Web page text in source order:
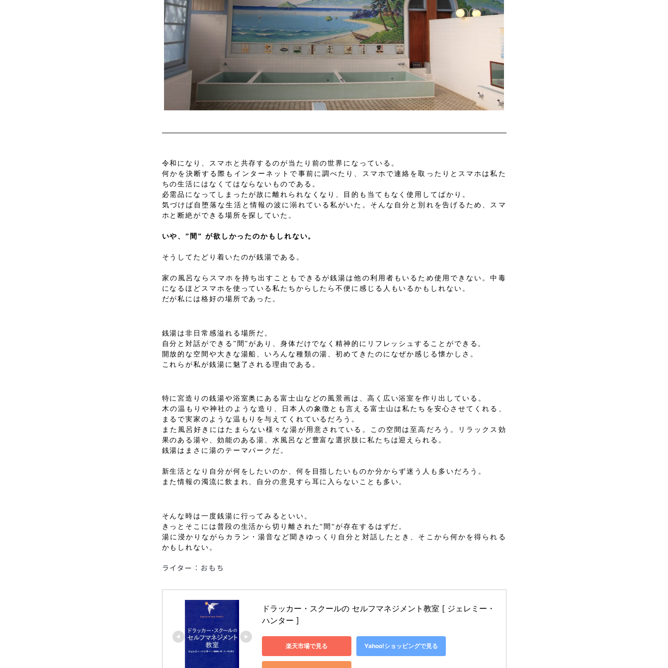
令和になり、スマホと共存するのが当たり前の世界になっている。
何かを決断する際もインターネットで事前に調べたり、スマホで連絡を取ったりとスマホは私た
ちの生活にはなくてはならないものである。
必需品になってしまったが故に離れられなくなり、目的も当てもなく使用してばかり。
気づけば自堕落な生活と情報の波に溺れている私がいた。そんな自分と別れを告げるため、スマ
ホと断絶ができる場所を探していた。
いや、”間” が欲しかったのかもしれない。
そうしてたどり着いたのが銭湯である。
家の風呂ならスマホを持ち出すこともできるが銭湯は他の利用者もいるため使用できない。中毒
になるほどスマホを使っている私たちからしたら不便に感じる人もいるかもしれない。
だが私には格好の場所であった。
銭湯は非日常感溢れる場所だ。
自分と対話ができる”間”があり、身体だけでなく精神的にリフレッシュすることができる。
開放的な空間や大きな湯船、いろんな種類の湯、初めてきたのになぜか感じる懐かしさ。
これらが私が銭湯に魅了される理由である。
特に宮造りの銭湯や浴室奥にある富士山などの風景画は、高く広い浴室を作り出している。
木の温もりや神社のような造り、日本人の象徴とも言える富士山は私たちを安心させてくれる、
まるで実家のような温もりを与えてくれているだろう。
また風呂好きにはたまらない様々な湯が用意されている。この空間は至高だろう。リラックス効
果のある湯や、効能のある湯、水風呂など豊富な選択肢に私たちは迎えられる。
銭湯はまさに湯のテーマパークだ。
新生活となり自分が何をしたいのか、何を目指したいものか分からず迷う人も多いだろう。
また情報の濁流に飲まれ、自分の意見すら耳に入らないことも多い。
そんな時は一度銭湯に行ってみるといい。
きっとそこには普段の生活から切り離された“間“が存在するはずだ。
湯に浸かりながらカラン・湯音など聞きゆっくり自分と対話したとき、そこから何かを得られる
かもしれない。
ライター：おもち
ドラッカー・スクールの セルフマネジメント教室 [ ジェレミー・
ハンター ]
楽天市場で見る Yahoo!ショッピングで見る